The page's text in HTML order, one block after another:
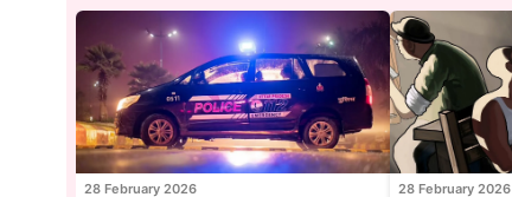
28 February 2026 28 February 2026